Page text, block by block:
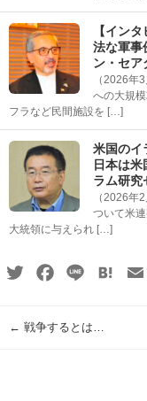
【イン
法な軍
ン・セア
（2026年
への大規
フラなど民間施設を […]
米国の
日本は
ラム研究
（2026年
ついて米
大統領に与えられ […]
TwitterFacebook
Line
← 戦争するとは…